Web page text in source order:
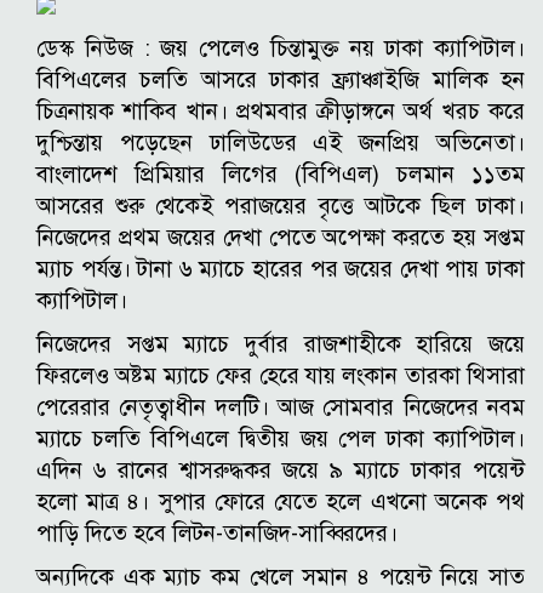
ডেস্ক নিউজ :জয় পেলেও চিন্তামুক্ত নয় ঢাকা ক্যাপিটাল।
বিপিএলের চলতি আসরে ঢাকার ফ্র্যাঞ্চাইজি মালিক হন
চিত্রনায়ক শাকিব খান। প্রথমবার ক্রীড়াঙ্গনে অর্থ খরচ করে
দুশ্চিন্তায় পড়েছেন ঢালিউডের এই জনপ্রিয় অভিনেতা।
বাংলাদেশ প্রিমিয়ার লিগের (বিপিএল) চলমান ১১তম
আসরের শুরু থেকেই পরাজয়ের বৃত্তে আটকে ছিল ঢাকা।
নিজেদের প্রথম জয়ের দেখা পেতে অপেক্ষা করতে হয় সপ্তম
ম্যাচ পর্যন্ত। টানা ৬ ম্যাচে হারের পর জয়ের দেখা পায় ঢাকা
ক্যাপিটাল।
নিজেদের সপ্তম ম্যাচে দুর্বার রাজশাহীকে হারিয়ে জয়ে
ফিরলেও অষ্টম ম্যাচে ফের হেরে যায় লংকান তারকা থিসারা
পেরেরার নেতৃত্বাধীন দলটি।আজ সোমবার নিজেদের নবম
ম্যাচে চলতি বিপিএলে দ্বিতীয় জয় পেল ঢাকা ক্যাপিটাল।
এদিন ৬ রানের শ্বাসরুদ্ধকর জয়ে ৯ ম্যাচে ঢাকার পয়েন্ট
হলো মাত্র ৪। সুপার ফোরে যেতে হলে এখনো অনেক পথ
পাড়ি দিতে হবে লিটন-তানজিদ-সাব্বিরদের।
অন্যদিকে এক ম্যাচ কম খেলে সমান ৪ পয়েন্ট নিয়ে সাত